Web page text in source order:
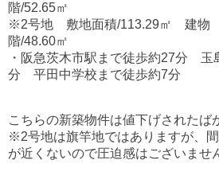
階/52.65㎡
※2号地 敷地面積/113.29㎡ 建
階/48.60㎡
・阪急茨木市駅まで徒歩約27分 玉
分 平田中学校まで徒歩約7分
こちらの新築物件は値下げされたば
※2号地は旗竿地ではありますが、
が近くないので圧迫感はございませ